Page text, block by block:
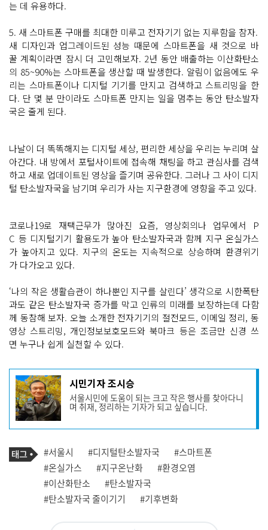
는 데 유용하다.
5. 새 스마트폰 구매를 최대한 미루고 전자기기 없는 지루함을 참자.
새 디자인과 업그레이드된 성능 때문에 스마트폰을 새 것으로 바
꿀 계획이라면 잠시 더 고민해보자. 2년 동안 배출하는 이산화탄소
의 85~90%는 스마트폰을 생산할 때 발생한다. 알림이 없음에도 우
리는 스마트폰이나 디지털 기기를 만지고 검색하고 스트리밍을 한
다. 단 몇 분 만이라도 스마트폰 만지는 일을 멈추는 동안 탄소발자
국은 줄게 된다.
나날이 더 똑똑해지는 디지털 세상, 편리한 세상을 우리는 누리며 살
아간다. 내 방에서 포털사이트에 접속해 채팅을 하고 관심사를 검색
하고 새로 업데이트된 영상을 즐기며 공유한다. 그러나 그 사이 디지
털 탄소발자국을 남기며 우리가 사는 지구환경에 영향을 주고 있다.
코로나19로 재택근무가 많아진 요즘, 영상회의나 업무에서 P
C 등 디지털기기 활용도가 높아 탄소발자국과 함께 지구 온실가스
가 높아지고 있다. 지구의 온도는 지속적으로 상승하며 환경위기
가 다가오고 있다.
‘나의 작은 생활습관이 하나뿐인 지구를 살린다’ 생각으로 시한폭탄
과도 같은 탄소발자국 증가를 막고 인류의 미래를 보장하는데 다함
께 동참해 보자. 오늘 소개한 전자기기의 절전모드, 이메일 정리, 동
영상 스트리밍, 개인정보보호모드와 북마크 등은 조금만 신경 쓰
면 누구나 쉽게 실천할 수 있다.
기
사
작
성
자
프
필
시민기자 조시승
서울시민에 도움이 되는 크고 작은 행사를 찾아다니
며 취재, 정리하는 기자가 되고 싶습니다.
기
사
관
련
태
그
태
그
#서울시 #디지털탄소발자국
#스마트폰
#온실가스
#지구온난화
#환경오염
#이산화탄소
#탄소발자국
#탄소발자국 줄이기기
#기후변화